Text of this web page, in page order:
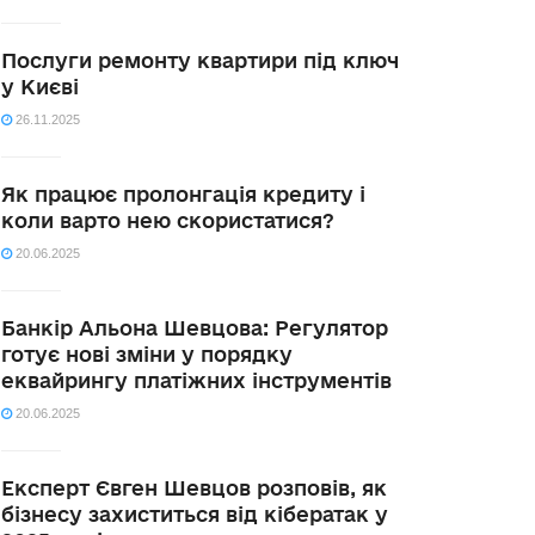
Послуги ремонту квартири під ключ
у Києві
26.11.2025
Як працює пролонгація кредиту і
коли варто нею скористатися?
20.06.2025
Банкір Альона Шевцова: Регулятор
готує нові зміни у порядку
еквайрингу платіжних інструментів
20.06.2025
Експерт Євген Шевцов розповів, як
бізнесу захиститься від кібератак у